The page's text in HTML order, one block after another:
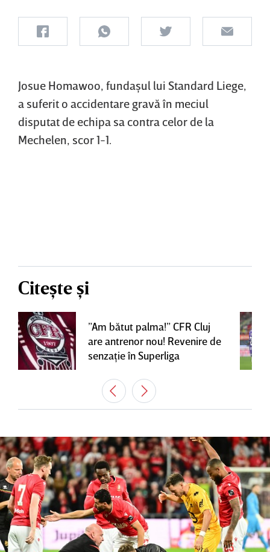
Josue Homawoo, fundaşul lui Standard Liege,
a suferit o accidentare gravă în meciul
disputat de echipa sa contra celor de la
Mechelen, scor 1-1.
Citește și
”Am bătut palma!” CFR Cluj
are antrenor nou! Revenire de
senzaţie în Superliga